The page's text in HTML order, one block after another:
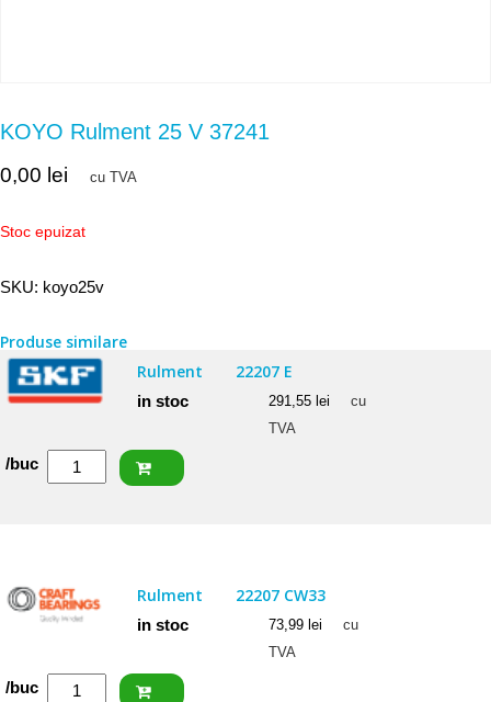
KOYO Rulment 25 V 37241
0,00 lei cu TVA
Stoc epuizat
SKU: koyo25v
Produse similare
Rulment
22207 E
in stoc 291,55 lei
cu
TVA
Cantitate
/buc
Rulment 22207 CW33
in stoc 73,99 lei
cu
TVA
Cantitate
/buc